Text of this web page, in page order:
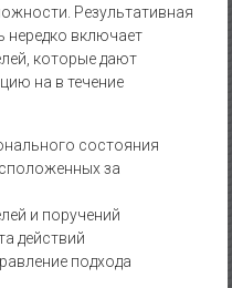
Результативная
нередко включает
которые дают
на в течение
состояния
за
и поручений
действий
подхода